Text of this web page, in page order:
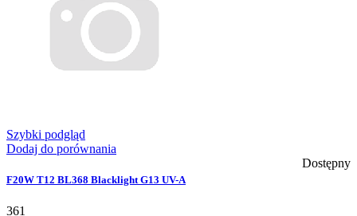
Szybki podgląd
Dodaj do porównania
Dostępny
F20W T12 BL368 Blacklight G13 UV-A
361